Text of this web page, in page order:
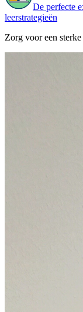
De perfecte
leerstrategieën
Zorg voor een